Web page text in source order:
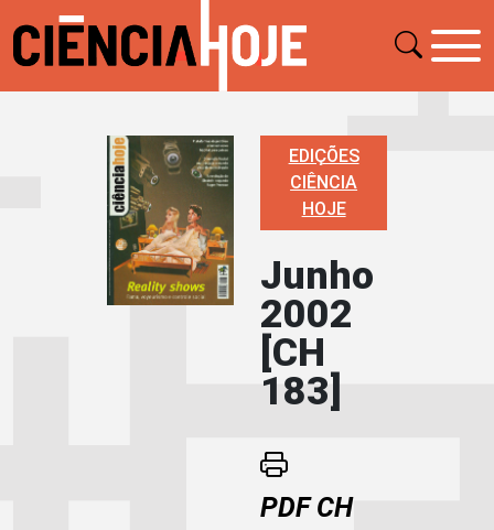
EDIÇÕES
CIÊNCIA
HOJE
Junho
2002
[CH
183]
PDF CH